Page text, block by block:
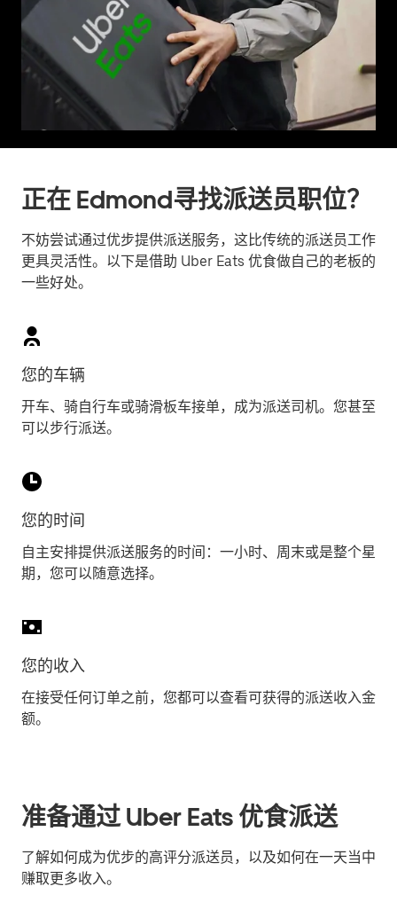
正在 Edmond寻找派送员职位？
不妨尝试通过优步提供派送服务，这比传统的派送员工作
更具灵活性。以下是借助 Uber Eats 优食做自己的老板的
一些好处。
您的车辆
开车、骑自行车或骑滑板车接单，成为派送司机。您甚至
可以步行派送。
您的时间
自主安排提供派送服务的时间：一小时、周末或是整个星
期，您可以随意选择。
您的收入
在接受任何订单之前，您都可以查看可获得的派送收入金
额。
准备通过 Uber Eats 优食派送
了解如何成为优步的高评分派送员，以及如何在一天当中
赚取更多收入。